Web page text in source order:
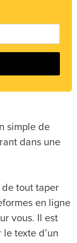
simple de
dans une
de tout taper
en ligne
vous. Il est
texte d’un